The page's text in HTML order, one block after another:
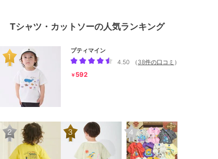
Tシャツ・カットソーの人気ランキング
プティマイン
4.50
（ 38件の口コミ ）
￥ 592